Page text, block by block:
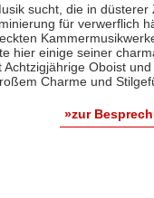
sucht, die in
für verwerflich
hier einige seiner
Oboist
Charme und
»zur